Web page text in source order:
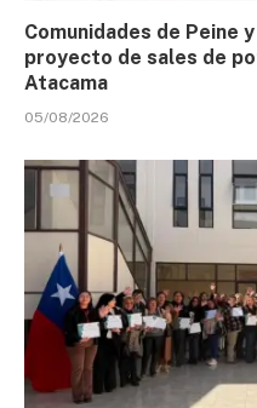
Comunidades de Peine
proyecto de sales de
Atacama
05/08/2026